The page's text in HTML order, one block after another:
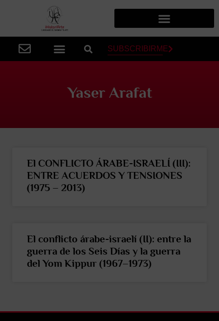
SUBSCRIBIRME
Yaser Arafat
El CONFLICTO ÁRABE-ISRAELÍ (III):
ENTRE ACUERDOS Y TENSIONES
(1975 – 2013)
El conflicto árabe-israelí (II): entre la
guerra de los Seis Días y la guerra
del Yom Kippur (1967–1973)